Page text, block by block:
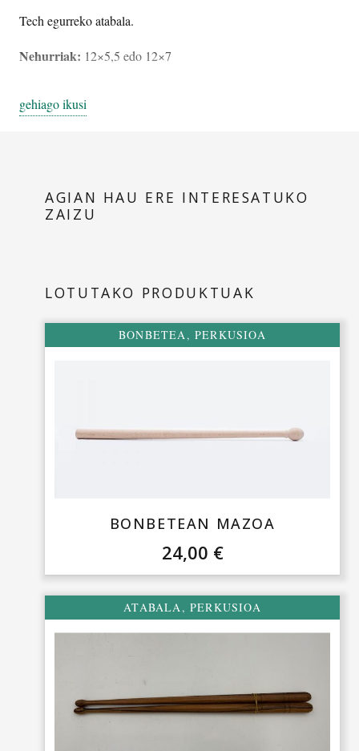
kantitatea
Tech egurreko atabala.
Nehurriak: 12×5,5 edo 12×7
gehiago ikusi
AGIAN HAU ERE INTERESATUKO
ZAIZU
LOTUTAKO PRODUKTUAK
BONBETEA,PERKUSIOA
BONBETEAN MAZOA
24,00 €
ATABALA , PERKUSIOA